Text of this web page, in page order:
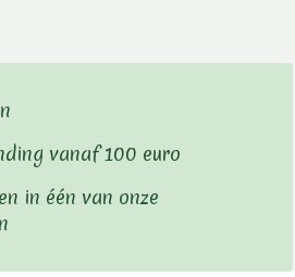
vanaf 100 euro
in één van onze